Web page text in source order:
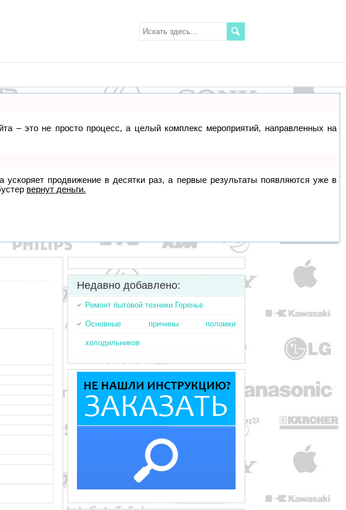
– это не просто процесс, а целый комплекс мероприятий, направленных на
ускоряет продвижение в десятки раз, а первые результаты появляются уже в
вернут деньги.
Недавно добавлено:
Ремонт бытовой техники Горенье
Основные причины поломки
холодильников